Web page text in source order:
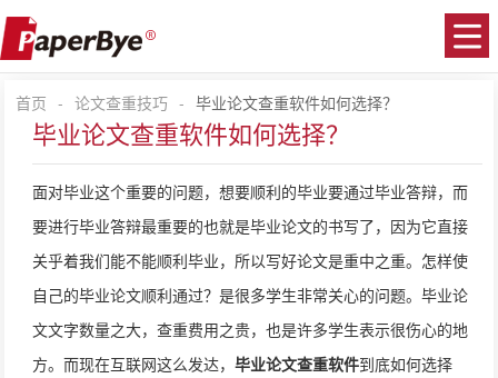
首页 - 论文查重技巧 - 毕业论文查重软件如何选择？
毕业论文查重软件如何选择？
面对毕业这个重要的问题，想要顺利的毕业要通过毕业答辩，而
要进行毕业答辩最重要的也就是毕业论文的书写了，因为它直接
关乎着我们能不能顺利毕业，所以写好论文是重中之重。怎样使
自己的毕业论文顺利通过？是很多学生非常关心的问题。毕业论
文文字数量之大，查重费用之贵，也是许多学生表示很伤心的地
方。而现在互联网这么发达，毕业论文查重软件到底如何选择